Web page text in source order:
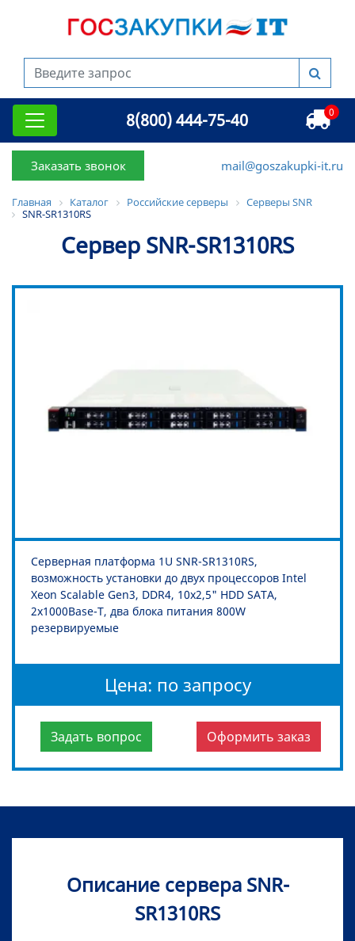
8(800) 444-75-40 0
Заказать звонок mail@goszakupki-it.ru
Главная Каталог Российские серверы
Серверы SNR
SNR-SR1310RS
Сервер SNR-SR1310RS
Серверная платформа 1U SNR-SR1310RS,
возможность установки до двух процессоров Intel
Xeon Scalable Gen3, DDR4, 10x2,5" HDD SATA,
2x1000Base-T, два блока питания 800W
резервируемые
Цена: по запросу
Задать вопрос Оформить заказ
Описание сервера SNR-
SR1310RS